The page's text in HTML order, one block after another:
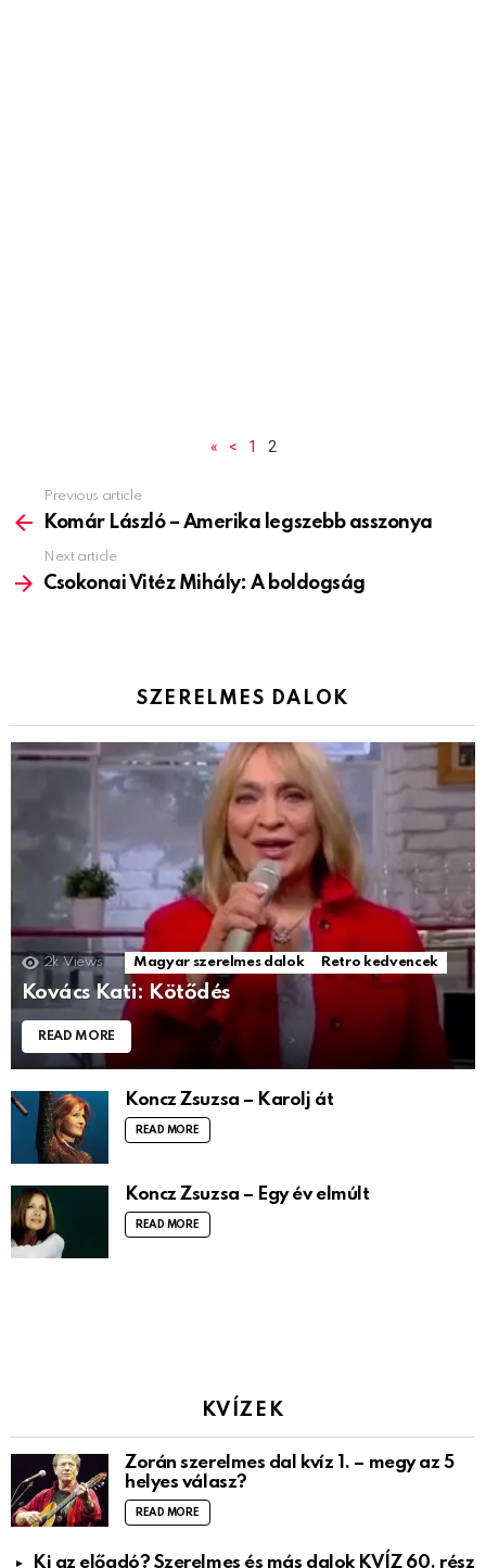
« < 1 2
more
Previous article
Komár László – Amerika legszebb asszonya
Next article
Csokonai Vitéz Mihály: A boldogság
SZERELMES DALOK
2k Views Magyar szerelmes dalok Retro kedvencek
Kovács Kati: Kötődés
READ MORE
Koncz Zsuzsa – Karolj át
READ MORE
Koncz Zsuzsa – Egy év elmúlt
READ MORE
KVÍZEK
Zorán szerelmes dal kvíz 1. – megy az 5
helyes válasz?
READ MORE
Ki az előadó? Szerelmes és más dalok KVÍZ 60. rész